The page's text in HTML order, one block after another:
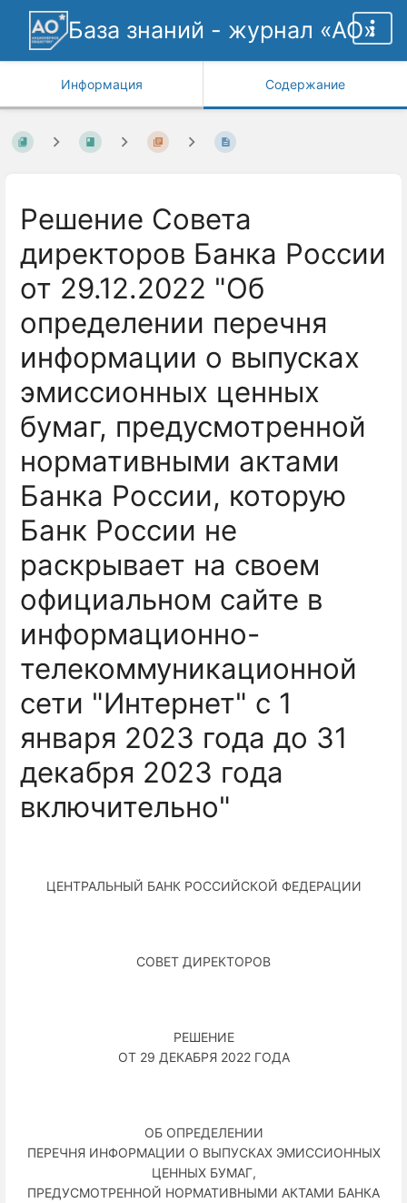
База знаний - журнал «АО»
Информация Содержание
Решение Совета
директоров Банка России
от 29.12.2022 "Об
определении перечня
информации о выпусках
эмиссионных ценных
бумаг, предусмотренной
нормативными актами
Банка России, которую
Банк России не
раскрывает на своем
официальном сайте в
информационно-
телекоммуникационной
сети "Интернет" с 1
января 2023 года до 31
декабря 2023 года
включительно"
ЦЕНТРАЛЬНЫЙ БАНК РОССИЙСКОЙ ФЕДЕРАЦИИ
СОВЕТ ДИРЕКТОРОВ
РЕШЕНИЕ
ОТ 29 ДЕКАБРЯ 2022 ГОДА
ОБ ОПРЕДЕЛЕНИИ
ПЕРЕЧНЯ ИНФОРМАЦИИ О ВЫПУСКАХ ЭМИССИОННЫХ
ЦЕННЫХ БУМАГ,
ПРЕДУСМОТРЕННОЙ НОРМАТИВНЫМИ АКТАМИ БАНКА